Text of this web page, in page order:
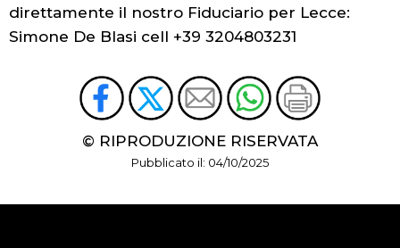
direttamente il nostro Fiduciario per Lecce:
Simone De Blasi cell +39 3204803231
© RIPRODUZIONE RISERVATA
Pubblicato il: 04/10/2025